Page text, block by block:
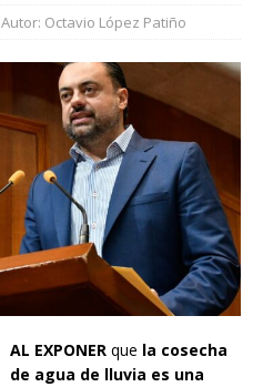
Autor: Octavio López Patiño
AL EXPONER que la cosecha
de agua de lluvia es una